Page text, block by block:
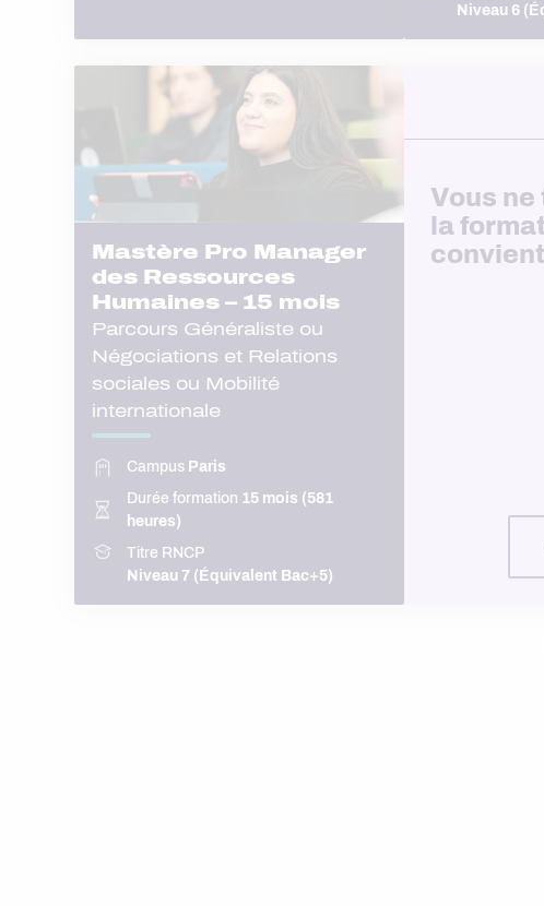
Niveau 6
Mastère Pro Manager
des Ressources
Humaines – 15 mois
Parcours Généraliste ou
Négociations et Relations
sociales ou Mobilité
internationale
Campus Paris
Durée formation 15 mois (581
heures)
Titre RNCP
Niveau 7 (Équivalent Bac+5)
Vous ne
la